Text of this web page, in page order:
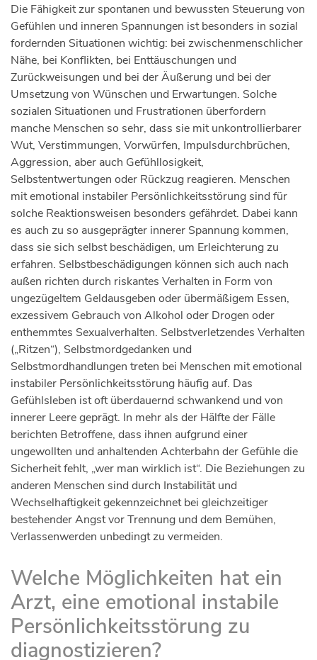
Die Fähigkeit zur spontanen und bewussten Steuerung von
Gefühlen und inneren Spannungen ist besonders in sozial
fordernden Situationen wichtig: bei zwischenmenschlicher
Nähe, bei Konflikten, bei Enttäuschungen und
Zurückweisungen und bei der Äußerung und bei der
Umsetzung von Wünschen und Erwartungen. Solche
sozialen Situationen und Frustrationen überfordern
manche Menschen so sehr, dass sie mit unkontrollierbarer
Wut, Verstimmungen, Vorwürfen, Impulsdurchbrüchen,
Aggression, aber auch Gefühllosigkeit,
Selbstentwertungen oder Rückzug reagieren. Menschen
mit emotional instabiler Persönlichkeitsstörung sind für
solche Reaktionsweisen besonders gefährdet. Dabei kann
es auch zu so ausgeprägter innerer Spannung kommen,
dass sie sich selbst beschädigen, um Erleichterung zu
erfahren. Selbstbeschädigungen können sich auch nach
außen richten durch riskantes Verhalten in Form von
ungezügeltem Geldausgeben oder übermäßigem Essen,
exzessivem Gebrauch von Alkohol oder Drogen oder
enthemmtes Sexualverhalten. Selbstverletzendes Verhalten
(„Ritzen“), Selbstmordgedanken und
Selbstmordhandlungen treten bei Menschen mit emotional
instabiler Persönlichkeitsstörung häufig auf. Das
Gefühlsleben ist oft überdauernd schwankend und von
innerer Leere geprägt. In mehr als der Hälfte der Fälle
berichten Betroffene, dass ihnen aufgrund einer
ungewollten und anhaltenden Achterbahn der Gefühle die
Sicherheit fehlt, „wer man wirklich ist“. Die Beziehungen zu
anderen Menschen sind durch Instabilität und
Wechselhaftigkeit gekennzeichnet bei gleichzeitiger
bestehender Angst vor Trennung und dem Bemühen,
Verlassenwerden unbedingt zu vermeiden.
Welche Möglichkeiten hat ein
Arzt, eine emotional instabile
Persönlichkeitsstörung zu
diagnostizieren?